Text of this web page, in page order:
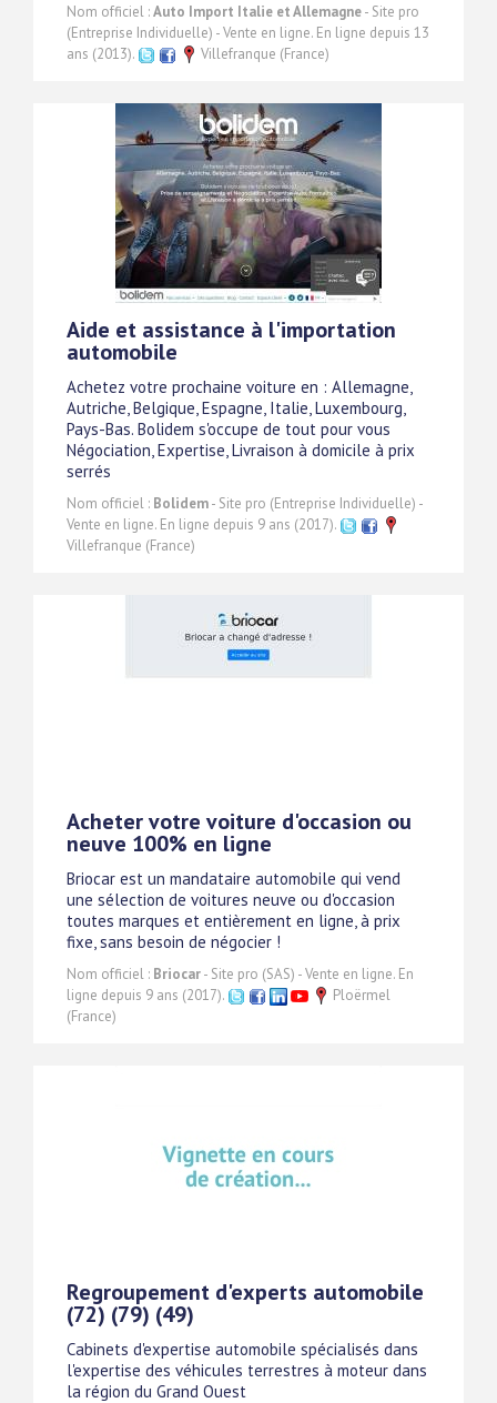
Nom officiel :Auto Import Italie et Allemagne- Site pro
(Entreprise Individuelle) - Vente en ligne. En ligne depuis 13
ans (2013).
Villefranque (France)
Aide et assistance à l'importation
automobile
Achetez votre prochaine voiture en : Allemagne,
Autriche, Belgique, Espagne, Italie, Luxembourg,
Pays-Bas. Bolidem s'occupe de tout pour vous
Négociation, Expertise, Livraison à domicile à prix
serrés
Nom officiel : Bolidem- Site pro (Entreprise Individuelle) -
Vente en ligne. En ligne depuis 9 ans (2017).
Villefranque (France)
Acheter votre voiture d'occasion ou
neuve 100% en ligne
Briocar est un mandataire automobile qui vend
une sélection de voitures neuve ou d'occasion
toutes marques et entièrement en ligne, à prix
fixe, sans besoin de négocier !
Nom officiel : Briocar- Site pro (SAS) - Vente en ligne. En
ligne depuis 9 ans (2017).
Ploërmel
(France)
Regroupement d'experts automobile
(72) (79) (49)
Cabinets d'expertise automobile spécialisés dans
l'expertise des véhicules terrestres à moteur dans
la région du Grand Ouest